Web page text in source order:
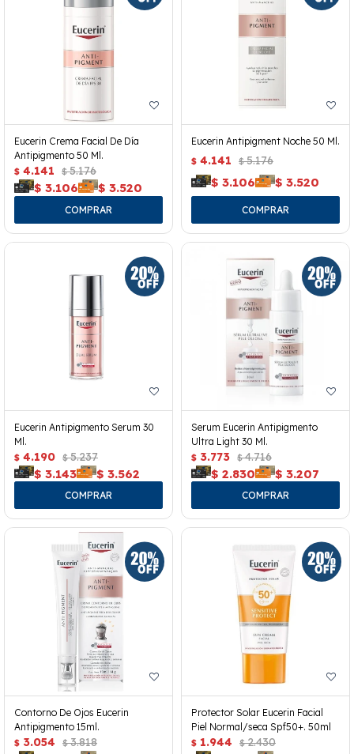
Eucerin Crema Facial De Día
Antipigmento 50 Ml.
$ 4.141 $ 5.176
$ 3.106 $ 3.520
Eucerin Antipigment Noche 50 Ml.
$ 4.141 $ 5.176
$ 3.106 $ 3.520
Eucerin Antipigmento Serum 30
Ml.
$ 4.190 $ 5.237
$ 3.143 $ 3.562
Serum Eucerin Antipigmento
Ultra Light 30 Ml.
$ 3.773 $ 4.716
$ 2.830 $ 3.207
Contorno De Ojos Eucerin
Antipigmento 15ml.
$ 3.054 $ 3.818
Protector Solar Eucerin Facial
Piel Normal/seca Spf50+. 50ml
$ 1.944 $ 2.430